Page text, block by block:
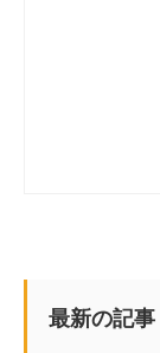
最新の記事